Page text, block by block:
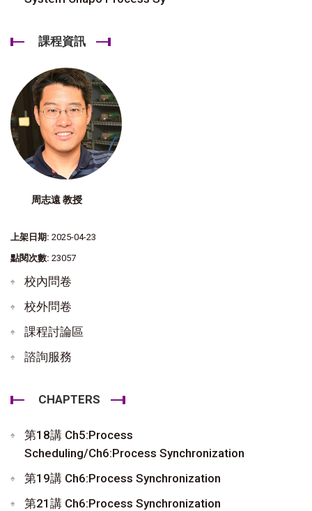
課程資訊
周志遠 教授
上架日期: 2025-04-23
點閱次數: 23057
校內問卷
校外問卷
課程討論區
諮詢服務
CHAPTERS
第18講 Ch5:Process
Scheduling/Ch6:Process Synchronization
第19講 Ch6:Process Synchronization
第21講 Ch6:Process Synchronization